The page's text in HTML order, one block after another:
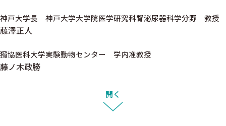
4 精子の移動
精子の精路内移動について教えてください． ＜近藤宣幸＞
神戸大学長 神戸大学大学院医学研究科腎泌尿器科学分野 教授
藤澤正人
獨協医科大学実験動物センター 学内准教授
藤ノ木政勝
開く